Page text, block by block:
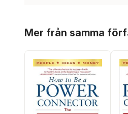
Mer från samma